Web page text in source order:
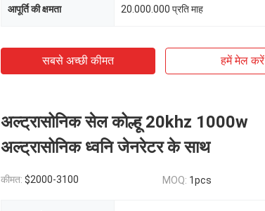
आपूर्ति की क्षमता 20.000.000 प्रति माह
सबसे अच्छी कीमत हमें मेल करें
अल्ट्रासोनिक सेल कोल्हू 20khz 1000w
अल्ट्रासोनिक ध्वनि जेनरेटर के साथ
कीमत: $2000-3100 MOQ: 1pcs